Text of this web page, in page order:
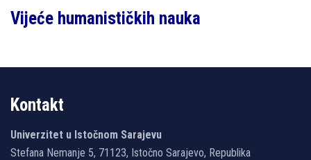
Vijeće humanističkih nauka
Kontakt
Univerzitet u Istočnom Sarajevu
Stefana Nemanje 5, 71123, Istočno Sarajevo, Republika